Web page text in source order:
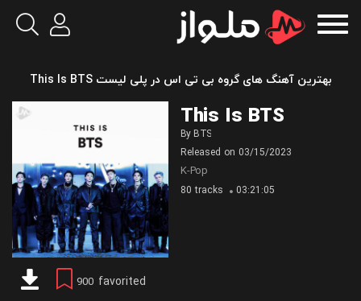
بهترین آهنگ های گروه بی تی اس در پلی لیست This Is BTS
This Is BTS
By BTS
Released on 03/15/2023
K-Pop
80 tracks 03:21:05
900 favorited